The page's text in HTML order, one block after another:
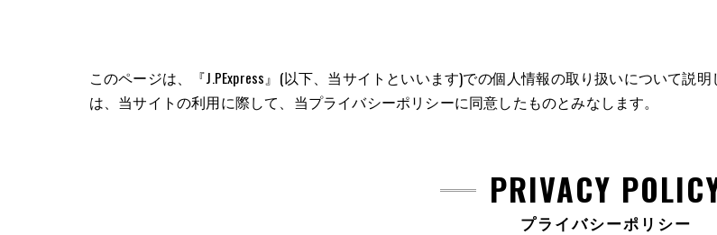
このページは、『J.PExpress』(以下、当サイトといいます)での個人情報の取り扱いについて説
は、当サイトの利用に際して、当プライバシーポリシーに同意したものとみなします。
プライバシーポリシー
PRIVACY